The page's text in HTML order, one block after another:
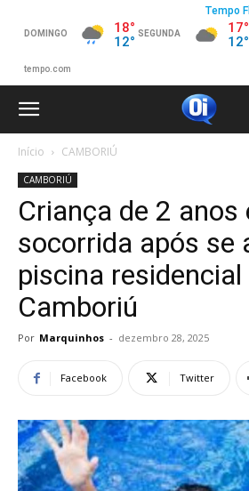
Início CAMBORIÚ
CAMBORIÚ
Criança de 2 anos
socorrida após se
piscina residencial
Camboriú
Por Marquinhos - dezembro 28, 2025
Facebook Twitter